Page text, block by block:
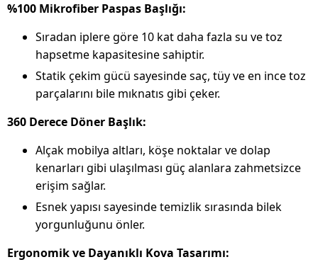
%100 Mikrofiber Paspas Başlığı:
Sıradan iplere göre 10 kat daha fazla su ve toz
hapsetme kapasitesine sahiptir.
Statik çekim gücü sayesinde saç, tüy ve en ince toz
parçalarını bile mıknatıs gibi çeker.
360 Derece Döner Başlık:
Alçak mobilya altları, köşe noktalar ve dolap
kenarları gibi ulaşılması güç alanlara zahmetsizce
erişim sağlar.
Esnek yapısı sayesinde temizlik sırasında bilek
yorgunluğunu önler.
Ergonomik ve Dayanıklı Kova Tasarımı: